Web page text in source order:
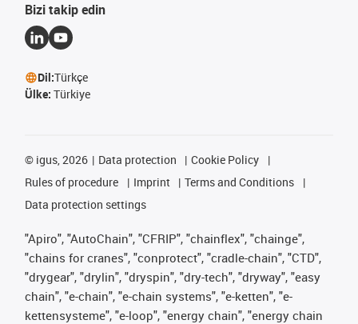
Bizi takip edin
Dil:Türkçe
Ülke: Türkiye
© igus, 2026 Data protection
Cookie Policy
Rules of procedure
Imprint
Terms and Conditions
Data protection settings
"Apiro", "AutoChain", "CFRIP", "chainflex", "chainge",
"chains for cranes", "conprotect", "cradle-chain", "CTD",
"drygear", "drylin", "dryspin", "dry-tech", "dryway", "easy
chain", "e-chain", "e-chain systems", "e-ketten", "e-
kettensysteme", "e-loop", "energy chain", "energy chain